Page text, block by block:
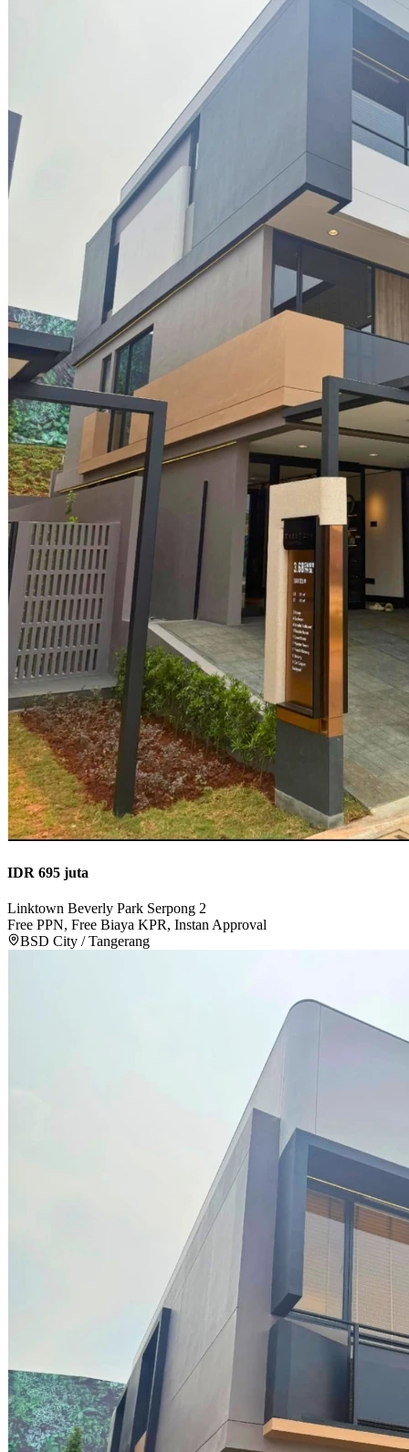
IDR 695 juta
Linktown Beverly Park Serpong 2
Free PPN, Free Biaya KPR, Instan Approval
BSD City / Tangerang